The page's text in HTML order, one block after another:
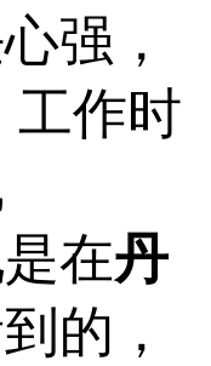
强，
工作时
在丹
的，